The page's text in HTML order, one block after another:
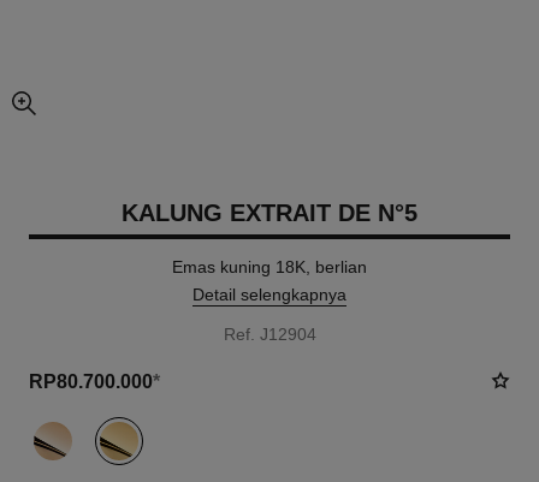
tampilan gambar yang lebih besar
KALUNG EXTRAIT DE N°5
Emas kuning 18K, berlian
Detail selengkapnya
Ref. J12904
RP80.700.000*
varian (2)